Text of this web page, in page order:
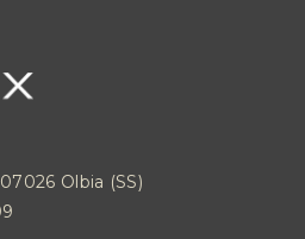
Olbia (SS)